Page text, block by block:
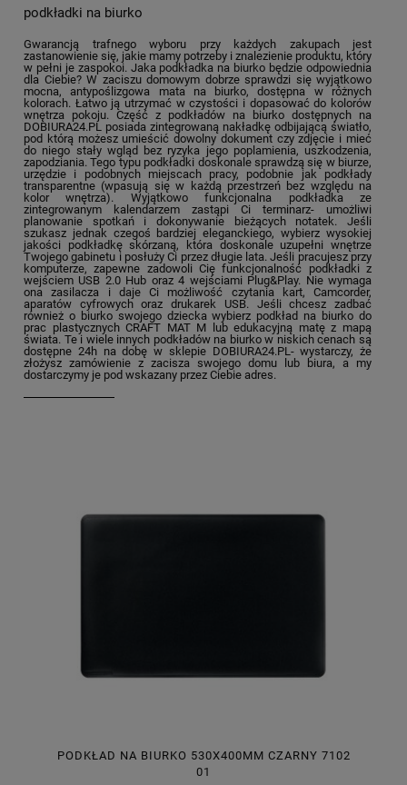
podkładki na biurko
Gwarancją trafnego wyboru przy każdych zakupach jest
zastanowienie się, jakie mamy potrzeby i znalezienie produktu, który
w pełni je zaspokoi. Jaka podkładka na biurko będzie odpowiednia
dla Ciebie? W zaciszu domowym dobrze sprawdzi się wyjątkowo
mocna, antypoślizgowa mata na biurko, dostępna w różnych
kolorach. Łatwo ją utrzymać w czystości i dopasować do kolorów
wnętrza pokoju. Część z podkładów na biurko dostępnych na
DOBIURA24.PL posiada zintegrowaną nakładkę odbijającą światło,
pod którą możesz umieścić dowolny dokument czy zdjęcie i mieć
do niego stały wgląd bez ryzyka jego poplamienia, uszkodzenia,
zapodziania. Tego typu podkładki doskonale sprawdzą się w biurze,
urzędzie i podobnych miejscach pracy, podobnie jak podkłady
transparentne (wpasują się w każdą przestrzeń bez względu na
kolor wnętrza). Wyjątkowo funkcjonalna podkładka ze
zintegrowanym kalendarzem zastąpi Ci terminarz- umożliwi
planowanie spotkań i dokonywanie bieżących notatek. Jeśli
szukasz jednak czegoś bardziej eleganckiego, wybierz wysokiej
jakości podkładkę skórzaną, która doskonale uzupełni wnętrze
Twojego gabinetu i posłuży Ci przez długie lata. Jeśli pracujesz przy
komputerze, zapewne zadowoli Cię funkcjonalność podkładki z
wejściem USB 2.0 Hub oraz 4 wejściami Plug&Play. Nie wymaga
ona zasilacza i daje Ci możliwość czytania kart, Camcorder,
aparatów cyfrowych oraz drukarek USB. Jeśli chcesz zadbać
również o biurko swojego dziecka wybierz podkład na biurko do
prac plastycznych CRAFT MAT M lub edukacyjną matę z mapą
świata. Te i wiele innych podkładów na biurko w niskich cenach są
dostępne 24h na dobę w sklepie DOBIURA24.PL- wystarczy, że
złożysz zamówienie z zacisza swojego domu lub biura, a my
dostarczymy je pod wskazany przez Ciebie adres.
PODKŁAD NA BIURKO 530X400MM CZARNY 7102
01